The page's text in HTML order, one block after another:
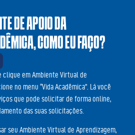
DE APOIO DA
COMO EU FAÇO?
clique em Ambiente Virtual de
no menu “Vida Acadêmica”. Lá você
que pode solicitar de forma online,
das suas solicitações.
seu Ambiente Virtual de Aprendizagem,